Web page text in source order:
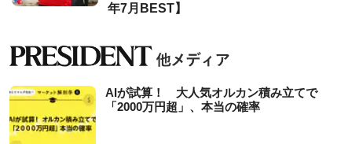
年7月BEST】
AIが試算！ 大人気オルカン積み立てで
「2000万円超」、本当の確率